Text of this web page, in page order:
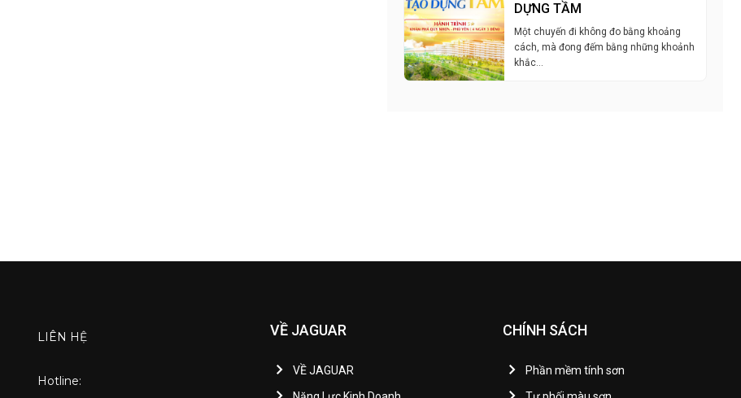
DỰNG TẦM
Một chuyến đi không đo bằng khoảng
cách, mà đong đếm bằng những khoảnh
khắc…
LIÊN HỆ
Hotline:
VỀ JAGUAR
VỀ JAGUAR
CHÍNH SÁCH
Phần mềm tính sơn